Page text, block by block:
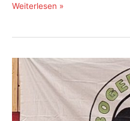
3.
Blankbogen
kalter
Saisonabschluss
Weiterlesen »